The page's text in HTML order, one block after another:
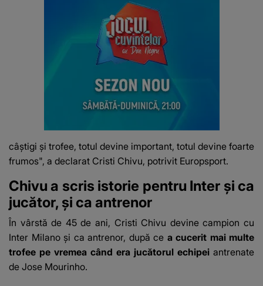
câștigi și trofee, totul devine important, totul devine foarte
frumos", a declarat Cristi Chivu, potrivit Europsport.
Chivu a scris istorie pentru Inter și ca
jucător, și ca antrenor
În vârstă de 45 de ani, Cristi Chivu devine campion cu
Inter Milano și ca antrenor, după ce a cucerit mai multe
trofee pe vremea când era jucătorul echipei antrenate
de Jose Mourinho.